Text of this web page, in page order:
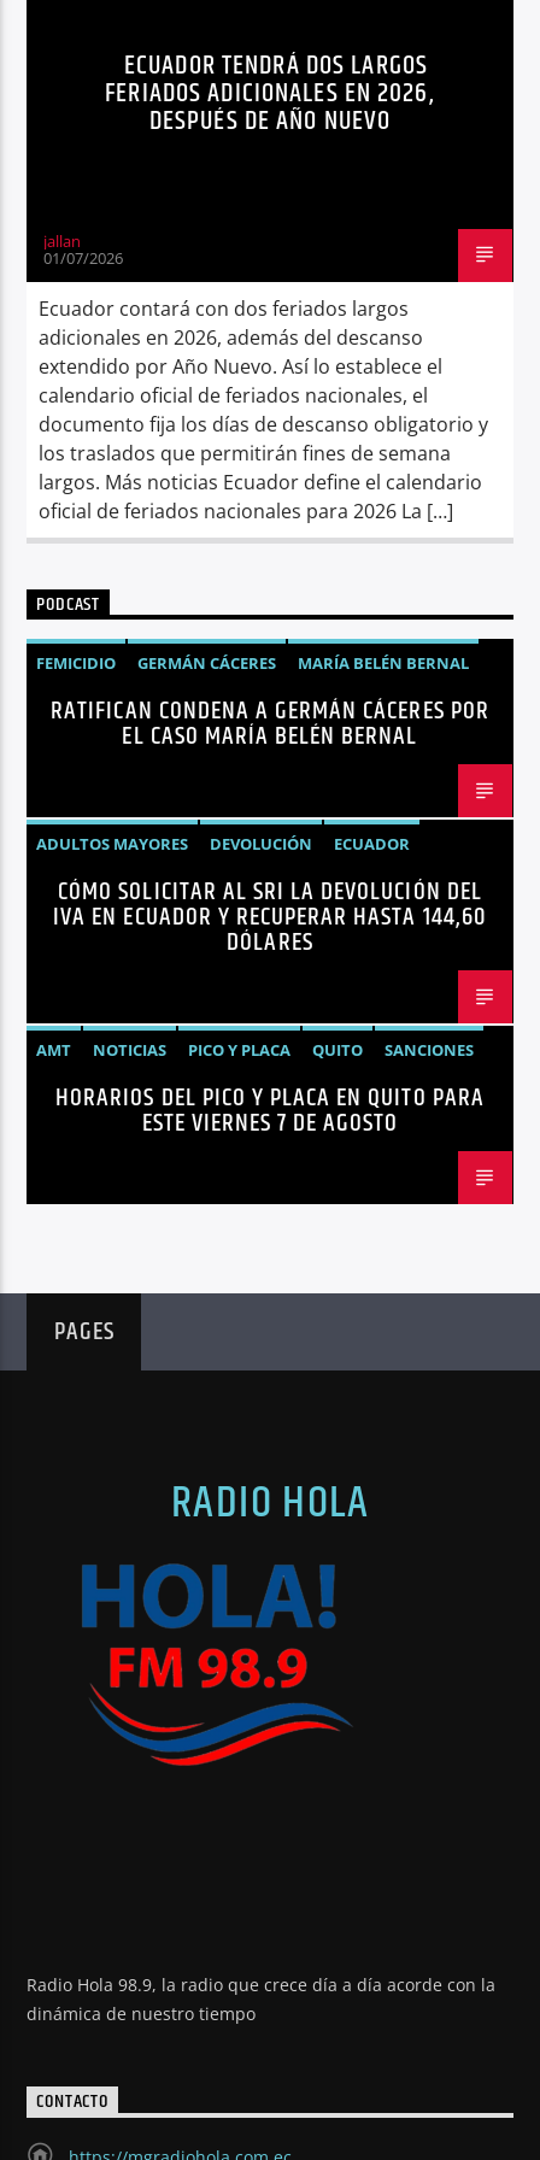
Radio holaECUADOR TENDRÁ DOS LARGOS
FERIADOS ADICIONALES EN 2026,
DESPUÉS DE AÑO NUEVO
jallan
01/07/2026
Ecuador contará con dos feriados largos
adicionales en 2026, además del descanso
extendido por Año Nuevo. Así lo establece el
calendario oficial de feriados nacionales, el
documento fija los días de descanso obligatorio y
los traslados que permitirán fines de semana
largos. Más noticias Ecuador define el calendario
oficial de feriados nacionales para 2026 La […]
PODCAST
FEMICIDIO GERMÁN CÁCERES
MARÍA BELÉN BERNAL
NOTICIAS
SEGURIDAD
RATIFICAN CONDENA A GERMÁN CÁCERES POR
EL CASO MARÍA BELÉN BERNAL
ADULTOS MAYORES DEVOLUCIÓN
ECUADOR
NEGOCIOS
NOTICIAS PERSONAS CON DISCAPACIDAD
CÓMO SOLICITAR AL SRI LA DEVOLUCIÓN DEL
IVA EN ECUADOR Y RECUPERAR HASTA 144,60
DÓLARES
AMT NOTICIAS PICO Y PLACA QUITO SANCIONES
HORARIOS DEL PICO Y PLACA EN QUITO PARA
ESTE VIERNES 7 DE AGOSTO
PAGES
RADIO HOLA
Radio Hola 98.9, la radio que crece día a día acorde con la
dinámica de nuestro tiempo
CONTACTO